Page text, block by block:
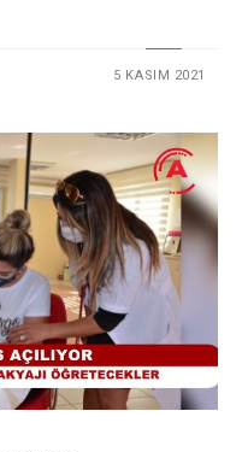
5 KASIM 2021